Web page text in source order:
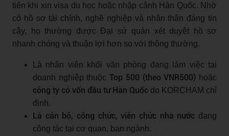
tiên khi xin visa du học hoặc nhập cảnh Hàn Quốc. Nhờ
có hồ sơ tài chính, nghề nghiệp và nhân thân đáng tin
cậy, họ thường được Đại sứ quán xét duyệt hồ sơ
nhanh chóng và thuận lợi hơn so với thông thường.
Là nhân viên khối văn phòng đang làm việc tại
doanh nghiệp thuộcTop 500 (theo VNR500) hoặc
công ty có vốn đầu tư Hàn Quốc do KORCHAM chỉ
định.
Là cán bộ, công chức, viên chức nhà nước đang
công tác tại cơ quan, ban ngành.